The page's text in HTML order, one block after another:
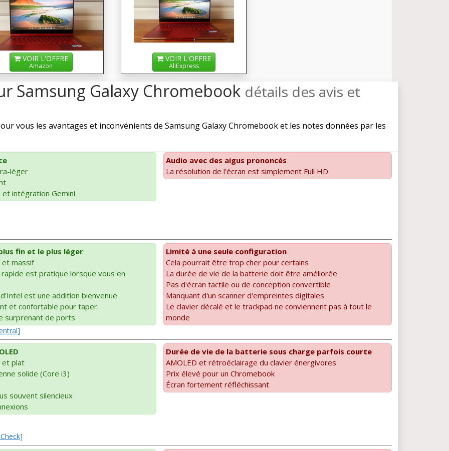
VOIR L'OFFRE
Amazon
VOIR L'OFFRE
AliExpress
Samsung Galaxy Chromebook détails des avis et
vous les avantages et inconvénients de Samsung Galaxy Chromebook et les notes données par les
léger
intégration Gemini
Audio avec des aigus prononcés
La résolution de l'écran est simplement Full HD
fin et le plus léger
et massif
est pratique lorsque vous en
est une addition bienvenue
et confortable pour taper.
surprenant de ports
Limité à une seule configuration
Cela pourrait être trop cher pour certains
La durée de vie de la batterie doit être améliorée
Pas d'écran tactile ou de conception convertible
Manquant d'un scanner d'empreintes digitales
Le clavier décalé et le trackpad ne conviennent pas à tout le
monde
et plat
solide (Core i3)
souvent silencieux
Durée de vie de la batterie sous charge parfois courte
AMOLED et rétroéclairage du clavier énergivores
Prix élevé pour un Chromebook
Écran fortement réfléchissant